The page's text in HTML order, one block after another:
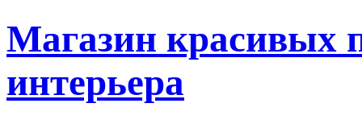
Магазин красивых
интерьера